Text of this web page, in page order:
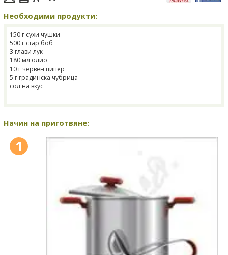
Необходими продукти:
150 г сухи чушки
500 г стар боб
3 глави лук
180 мл олио
10 г червен пипер
5 г градинска чубрица
сол на вкус
Начин на приготвяне:
1